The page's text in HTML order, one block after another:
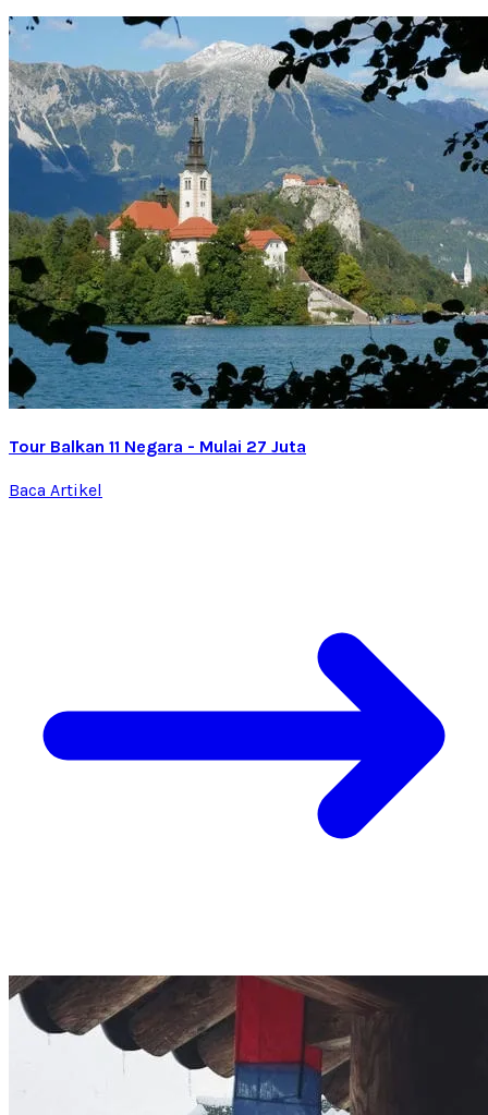
Tour Balkan 11 Negara - Mulai 27 Juta
Baca Artikel